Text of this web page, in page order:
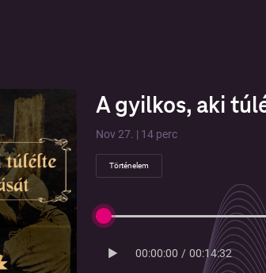
A gyilkos, aki
Nov 27. | 14 perc
Történelem
00:00:00 / 00:14:32